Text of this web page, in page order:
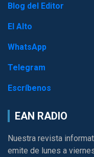
Blog del Editor
El Alto
WhatsApp
Telegram
Escríbenos
EAN RADIO
Nuestra revista
emite de lunes a